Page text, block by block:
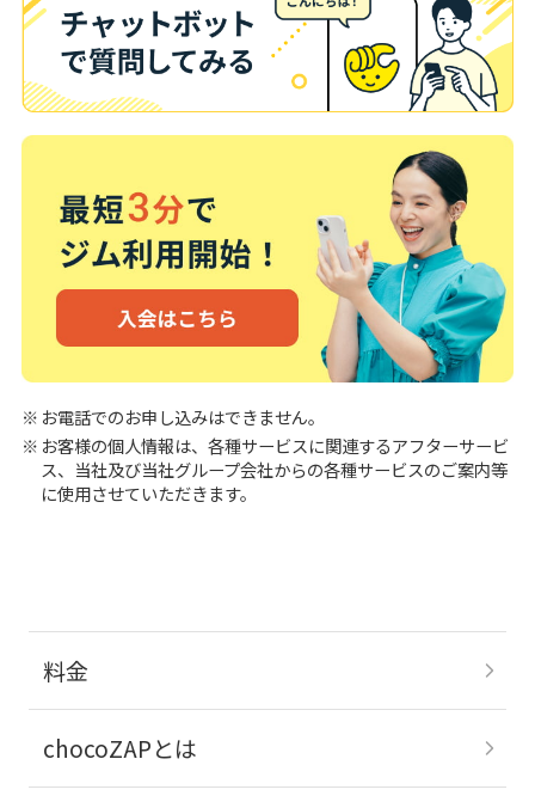
お電話でのお申し込みはできません。
お客様の個人情報は、各種サービスに関連するアフターサービ
ス、当社及び当社グループ会社からの各種サービスのご案内等
に使用させていただきます。
料金
chocoZAPとは